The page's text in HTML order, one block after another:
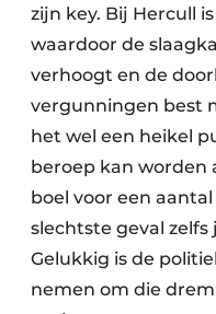
zijn key. Bij Hercull
waardoor de
verhoogt en de
vergunningen best
het wel een heikel
beroep kan worden
boel voor een
slechtste geval
Gelukkig is de
nemen om die